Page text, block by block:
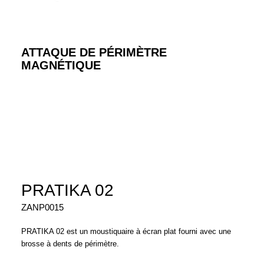
ATTAQUE DE PÉRIMÈTRE
MAGNÉTIQUE
PRATIKA 02
ZANP0015
PRATIKA 02 est un moustiquaire à écran plat fourni avec une
brosse à dents de périmètre.